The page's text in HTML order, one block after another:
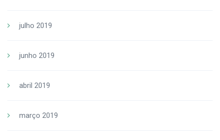
julho 2019
junho 2019
abril 2019
março 2019